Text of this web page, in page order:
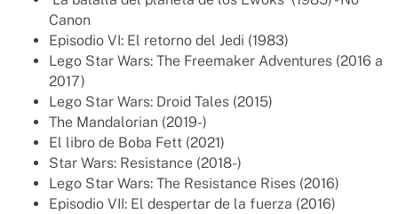
Canon
Episodio VI: El retorno del Jedi (1983)
Lego Star Wars: The Freemaker Adventures (2016 a
2017)
Lego Star Wars: Droid Tales (2015)
The Mandalorian (2019-)
El libro de Boba Fett (2021)
Star Wars: Resistance (2018-)
Lego Star Wars: The Resistance Rises (2016)
Episodio VII: El despertar de la fuerza (2016)